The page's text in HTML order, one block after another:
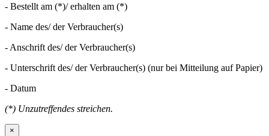
- Bestellt am (*)/ erhalten am (*)
- Name des/ der Verbraucher(s)
- Anschrift des/ der Verbraucher(s)
- Unterschrift des/ der Verbraucher(s) (nur bei Mitteilung auf Papier)
- Datum
(*) Unzutreffendes streichen.
×